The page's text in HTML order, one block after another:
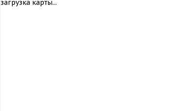
загрузка карты...